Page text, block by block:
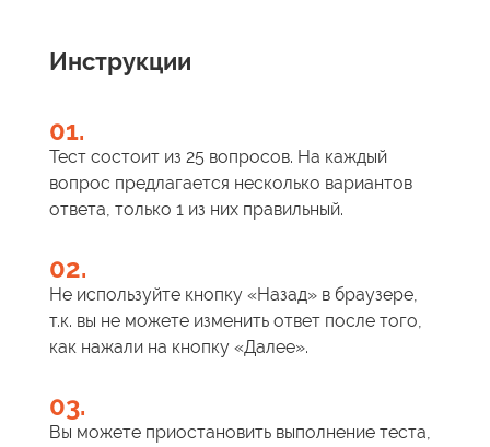
Инструкции
01.
Тест состоит из 25 вопросов. На каждый
вопрос предлагается несколько вариантов
ответа, только 1 из них правильный.
02.
Не используйте кнопку «Назад» в браузере,
т.к. вы не можете изменить ответ после того,
как нажали на кнопку «Далее».
03.
Вы можете приостановить выполнение теста,